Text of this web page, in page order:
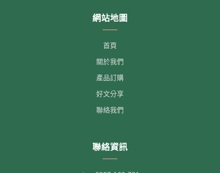
網站地圖
首頁
關於我們
產品訂購
好文分享
聯絡我們
聯絡資訊